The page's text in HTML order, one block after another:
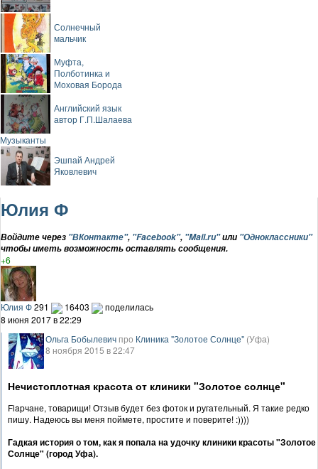
Солнечный
мальчик
Муфта,
Полботинка и
Моховая Борода
Английский язык
автор Г.П.Шалаева
Музыканты
Эшпай Андрей
Яковлевич
Юлия Ф
Войдите через "ВКонтакте", "Facebook", "Mail.ru"или "Одноклассники"
чтобы иметь возможность оставлять сообщения.
+6
Юлия Ф291 16403
поделилась
8 июня 2017 в 22:29
Ольга Бобылевич про Клиника "Золотое Солнце" (Уфа)
8 ноября 2015 в 22:47
Нечистоплотная красота от клиники "Золотое солнце"
Flapчане, товарищи! Отзыв будет без фоток и ругательный. Я такие редко
пишу. Надеюсь вы меня поймете, простите и поверите! :))))
Гадкая история о том, как я попала на удочку клиники красоты "Золотое
Солнце" (город Уфа).